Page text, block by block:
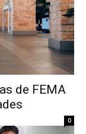
de FEMA
0